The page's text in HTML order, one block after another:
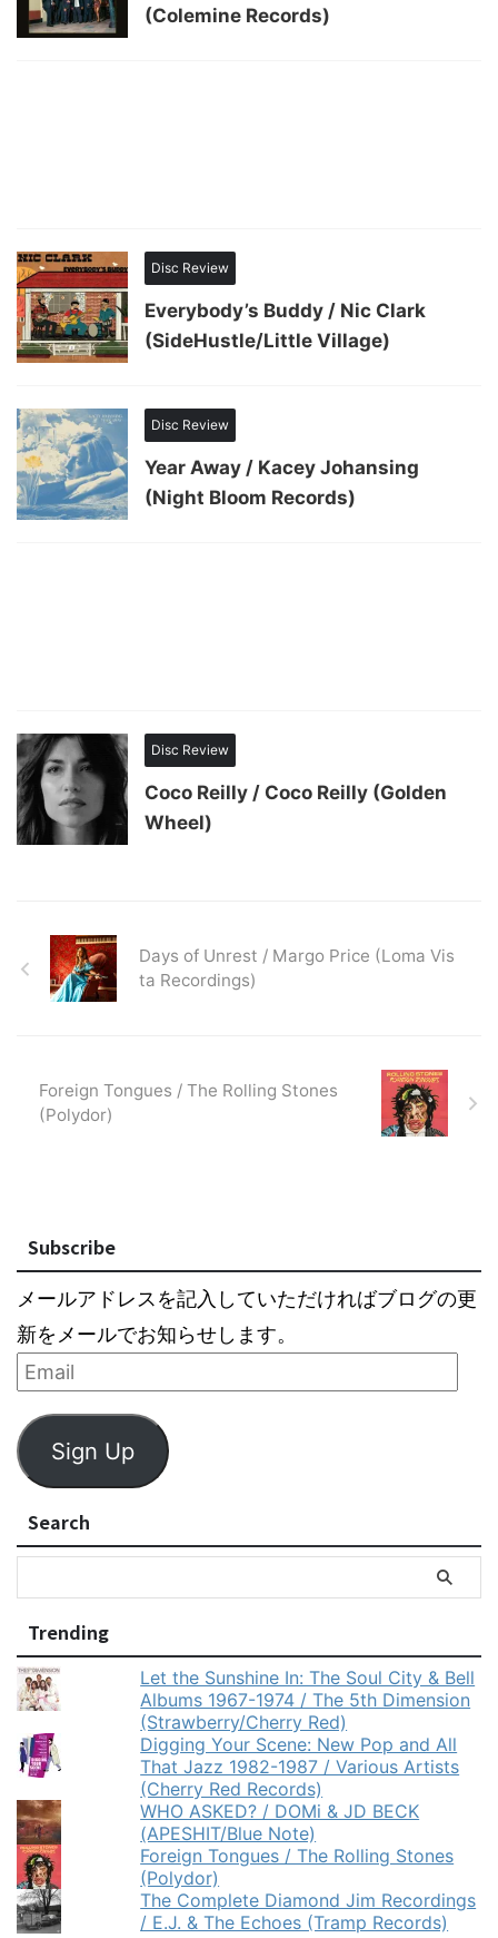
(Colemine Records)
Disc Review
Everybody’s Buddy / Nic Clark
(SideHustle/Little Village)
Disc Review
Year Away / Kacey Johansing
(Night Bloom Records)
Disc Review
Coco Reilly / Coco Reilly (Golden
Wheel)
Days of Unrest / Margo Price (Loma Vis
ta Recordings)
Foreign Tongues / The Rolling Stones
(Polydor)
Subscribe
メールアドレスを記入していただければブログの更
新をメールでお知らせします。
Sign Up
Search
Trending
Let the Sunshine In: The Soul City & Bell
Albums 1967-1974 / The 5th Dimension
(Strawberry/Cherry Red)
Digging Your Scene: New Pop and All
That Jazz 1982-1987 / Various Artists
(Cherry Red Records)
WHO ASKED? / DOMi & JD BECK
(APESHIT/Blue Note)
Foreign Tongues / The Rolling Stones
(Polydor)
The Complete Diamond Jim Recordings
/ E.J. & The Echoes (Tramp Records)